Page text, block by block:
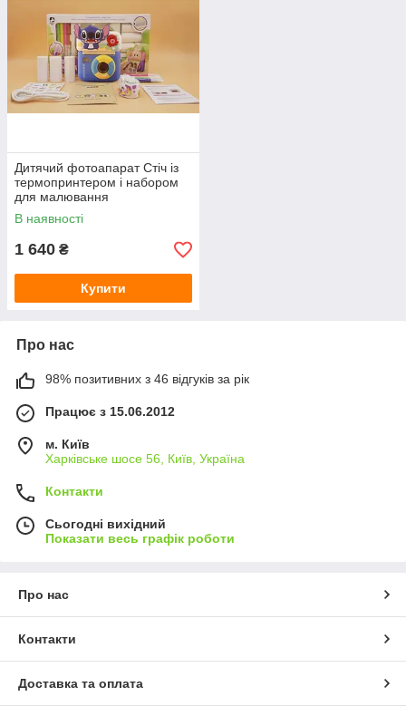
Дитячий фотоапарат Стіч із
термопринтером і набором
для малювання
В наявності
1 640 ₴
Купити
Про нас
98% позитивних з 46 відгуків за рік
Працює з 15.06.2012
м. Київ
Харківське шосе 56, Київ, Україна
Контакти
Сьогодні вихідний
Показати весь графік роботи
Про нас
Контакти
Доставка та оплата